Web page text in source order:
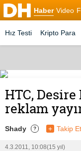
Haber Video
Hız Testi Kripto Para
HTC,
reklam
Shady ? + Takip Et
4.3.2011, 10:08(15 yıl)